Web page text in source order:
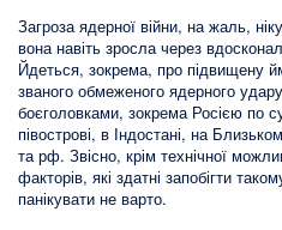
Загроза ядерної війни, на жаль,
вона навіть зросла через
Йдеться, зокрема, про підвищену
званого обмеженого ядерного
боєголовками, зокрема Росією по
півострові, в Індостані, на
та рф. Звісно, крім технічної
факторів, які здатні запобігти
панікувати не варто.